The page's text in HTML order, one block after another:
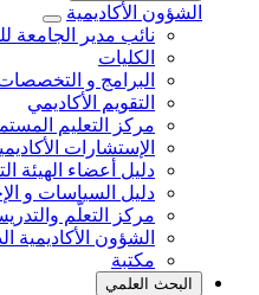
الشؤون الأكاديمية
نائب مدير الجامعة
الكليات
البرامج و التخصصات
التقويم الأكاديمي
مركز التعليم
الإستشارات
دليل أعضاء الهيئة
دليل السياسات و
مركز التعلّم
الشؤون الأكاديمية
مكتبة
البحث العلمي